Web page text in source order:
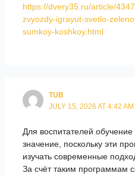
https://dvery35.ru/article/
zvyozdy-igrayut-svetlo-
sumkoy-koshkoy.html
TUB
JULY 15, 2026 AT 4:42 AM
Для воспитателей
значение, поскольку эти
изучать современные
За счёт таким программам